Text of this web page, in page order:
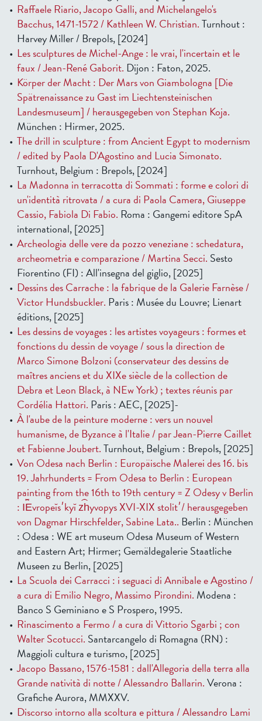
Raffaele Riario, Jacopo Galli, and Michelangelo's
Bacchus, 1471-1572 / Kathleen W. Christian.Turnhout :
Harvey Miller / Brepols, [2024]
Les sculptures de Michel-Ange : le vrai, l'incertain et le
faux / Jean-René Gaborit. Dijon : Faton, 2025.
Körper der Macht : Der Mars von Giambologna [Die
Spätrenaissance zu Gast im Liechtensteinischen
Landesmuseum] / herausgegeben von Stephan Koja.
München : Hirmer, 2025.
The drill in sculpture : from Ancient Egypt to modernism
/ edited by Paola D'Agostino and Lucia Simonato.
Turnhout, Belgium : Brepols, [2024]
La Madonna in terracotta di Sommati : forme e colori di
un'identità ritrovata / a cura di Paola Camera, Giuseppe
Cassio, Fabiola Di Fabio. Roma : Gangemi editore SpA
international, [2025]
Archeologia delle vere da pozzo veneziane : schedatura,
archeometria e comparazione / Martina Secci. Sesto
Fiorentino (FI) : All'insegna del giglio, [2025]
Dessins des Carrache : la fabrique de la Galerie Farnèse /
Victor Hundsbuckler. Paris : Musée du Louvre; Lienart
éditions, [2025]
Les dessins de voyages : les artistes voyageurs : formes et
fonctions du dessin de voyage / sous la direction de
Marco Simone Bolzoni (conservateur des dessins de
maîtres anciens et du XIXe siècle de la collection de
Debra et Leon Black, à NEw York) ; textes réunis par
Cordélia Hattori. Paris : AEC, [2025]-
À l'aube de la peinture moderne : vers un nouvel
humanisme, de Byzance à l'Italie / par Jean-Pierre Caillet
et Fabienne Joubert.Turnhout, Belgium : Brepols, [2025]
Von Odesa nach Berlin : Europäische Malerei des 16. bis
19. Jahrhunderts = From Odesa to Berlin : European
painting from the 16th to 19th century = Z Odesy v Berlin
: I︠E︡vropeĭsʹkyĭ z︠h︡yvopys XVI-XIX stolitʹ/ herausgegeben
von Dagmar Hirschfelder, Sabine Lata.. Berlin : München
: Odesa : WE art museum Odesa Museum of Western
and Eastern Art; Hirmer; Gemäldegalerie Staatliche
Museen zu Berlin, [2025]
La Scuola dei Carracci : i seguaci di Annibale e Agostino /
a cura di Emilio Negro, Massimo Pirondini. Modena :
Banco S Geminiano e S Prospero, 1995.
Rinascimento a Fermo / a cura di Vittorio Sgarbi ; con
Walter Scotucci. Santarcangelo di Romagna (RN) :
Maggioli cultura e turismo, [2025]
Jacopo Bassano, 1576-1581 : dall'Allegoria della terra alla
Grande natività di notte / Alessandro Ballarin.Verona :
Grafiche Aurora, MMXXV.
Discorso intorno alla scoltura e pittura / Alessandro Lami